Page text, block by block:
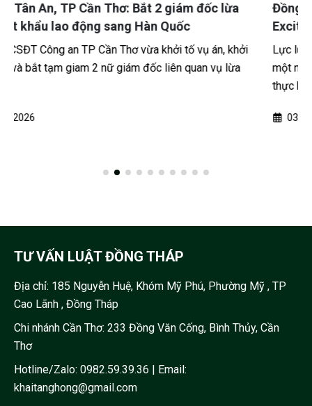
Đồng Tháp – Vĩnh Long – Cần Thơ: Nhóm đi xe
Exciter thực hiện hơn 20 vụ cướp giật bị triệt phá
Lực lượng Công an tỉnh Đồng Tháp vừa triệt phá thành công
một nhóm thanh thiếu niên chuyên sử dụng xe mô tô để
03/05/2026
TƯ VẤN LUẬT ĐỒNG THÁP
Địa chỉ: 185 Nguyễn Huệ, Khóm Mỹ Phú, Phường Mỹ , TP
Cao Lãnh , Đồng Tháp
Chi nhánh Cần Thơ: 233 Đồng Văn Cống, Bình Thủy, Cần
Thơ
Hotline/Zalo: 0982.59.39.36 | Email:
khaitanghong@gmail.com